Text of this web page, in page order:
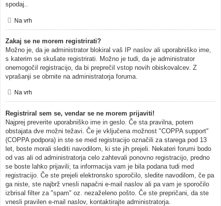
spodaj..
Na vrh
Zakaj se ne morem registrirati?
Možno je, da je administrator blokiral vaš IP naslov ali uporabniško ime,
s katerim se skušate registrirati. Možno je tudi, da je administrator
onemogočil registracijo, da bi preprečil vstop novih obiskovalcev. Z
vprašanji se obrnite na administratorja foruma.
Na vrh
Registriral sem se, vendar se ne morem prijaviti!
Najprej preverite uporabniško ime in geslo. Če sta pravilna, potem
obstajata dve možni težavi. Če je vključena možnost "COPPA support"
(COPPA podpora) in ste se med registracijo označili za starega pod 13
let, boste morali slediti navodilom, ki ste jih prejeli. Nekateri forumi bodo
od vas ali od administratorja celo zahtevali ponovno registracijo, predno
se boste lahko prijavili; ta informacija vam je bila podana tudi med
registracijo. Če ste prejeli elektronsko sporočilo, sledite navodilom, če pa
ga niste, ste najbrž vnesli napačni e-mail naslov ali pa vam je sporočilo
izbrisal filter za "spam" oz. nezaželeno pošto. Če ste prepričani, da ste
vnesli pravilen e-mail naslov, kontaktirajte administratorja.